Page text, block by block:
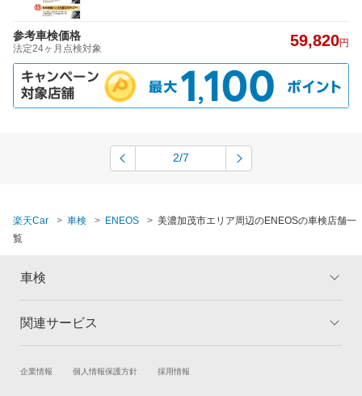
参考車検価格
法定24ヶ月点検対象 59,820円
2/7
楽天Car 車検 ENEOS
美濃加茂市エリア周辺のENEOSの車検店舗一
覧
車検
トップ
車検の基礎知識 キャンペーン一覧
関連サービス
試乗・商談 新車購入
企業情報 個人情報保護方針 採用情報